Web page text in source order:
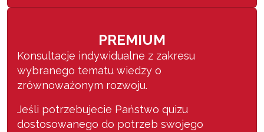
PREMIUM
Konsultacje indywidualne z zakresu
wybranego tematu wiedzy o
zrównoważonym rozwoju.
Jeśli potrzebujecie Państwo quizu
dostosowanego do potrzeb swojego